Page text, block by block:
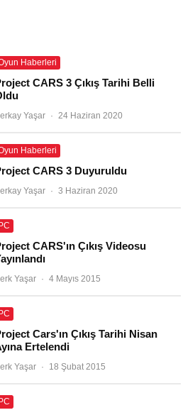
Haberleri
CARS 3 Çıkış Tarihi Belli
Yaşar · 24 Haziran 2020
Haberleri
CARS 3 Duyuruldu
Yaşar · 3 Haziran 2020
PC
CARS'ın Çıkış Videosu
Yaşar · 4 Mayıs 2015
PC
Cars'ın Çıkış Tarihi Nisan
Ertelendi
Yaşar · 18 Şubat 2015
PC